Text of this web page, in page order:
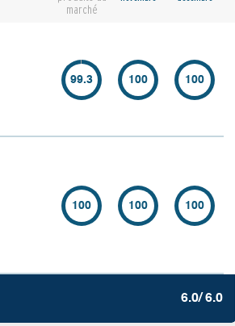
marché
99.3 100 100
100 100 100
6.0/ 6.0